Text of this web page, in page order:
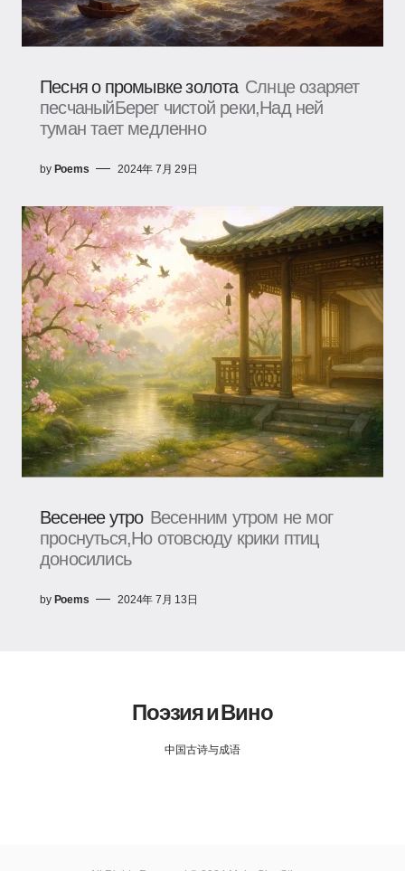
Песня о промывке золота Слнце озаряет
песчаныйБерег чистой реки,Над ней
туман тает медленно
by Poems 2024年 7月 29日
Весенее утро Весенним утром не мог
проснуться,Но отовсюду крики птиц
доносились
by Poems 2024年 7月 13日
Поэзия и Вино
中国古诗与成语